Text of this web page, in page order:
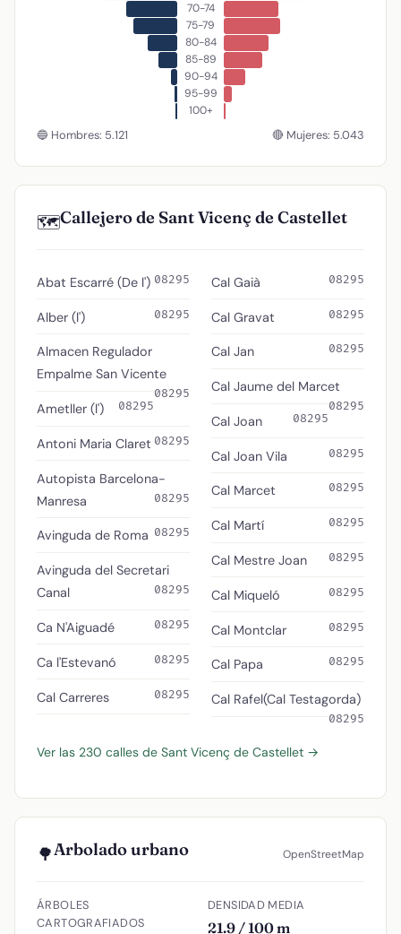
70-74
75-79
80-84
85-89
90-94
95-99
100+
🔵 Hombres: 5.121 🔴 Mujeres: 5.043
🗺️Callejero de Sant Vicenç de Castellet
Abat Escarré (De l') 08295
Alber (l') 08295
Almacen Regulador
Empalme San Vicente
08295
Ametller (l') 08295
Antoni Maria Claret 08295
Autopista Barcelona-
Manresa
08295
Avinguda de Roma 08295
Avinguda del Secretari
Canal
08295
Ca N'Aiguadé 08295
Ca l'Estevanó 08295
Cal Carreres 08295
Cal Gaià 08295
Cal Gravat 08295
Cal Jan 08295
Cal Jaume del Marcet
08295
Cal Joan 08295
Cal Joan Vila 08295
Cal Marcet 08295
Cal Martí 08295
Cal Mestre Joan 08295
Cal Miqueló 08295
Cal Montclar 08295
Cal Papa 08295
Cal Rafel(Cal Testagorda)
08295
Ver las 230 calles de Sant Vicenç de Castellet →
🌳Arbolado urbano OpenStreetMap
ÁRBOLES
CARTOGRAFIADOS
DENSIDAD MEDIA
21.9 / 100 m